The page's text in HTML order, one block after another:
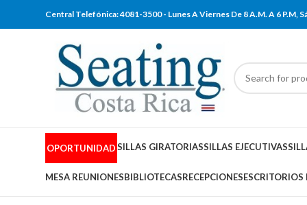
Central Telefónica: 4081-3500 - Lunes A Viernes De 8 A.M. A 6 P.M,
OPORTUNIDADSILLAS GIRATORIASSILLAS EJECUTIVAS
MESA REUNIONESBIBLIOTECASRECEPCIONESESCRITORIOS